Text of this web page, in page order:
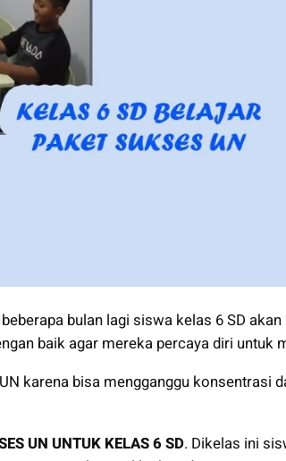
bulan lagi siswa kelas 6 SD
baik agar mereka percaya diri untuk
karena bisa mengganggu konsentrasi
UN UNTUK KELAS 6 SD. Dikelas ini